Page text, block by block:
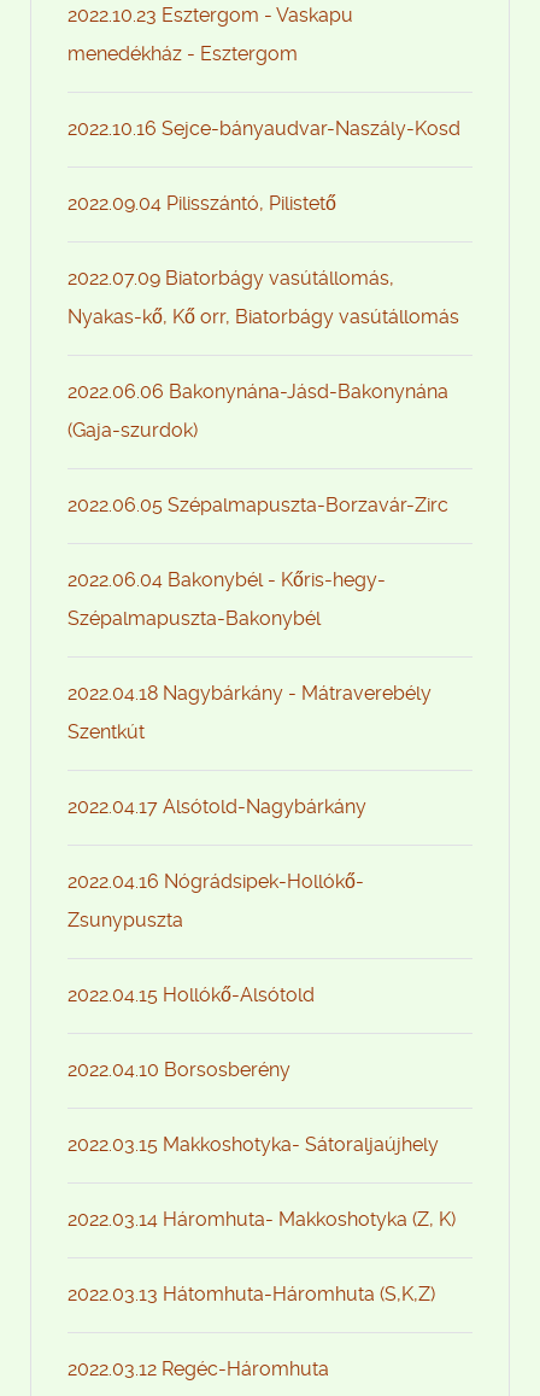
2022.10.23 Esztergom - Vaskapu
menedékház - Esztergom
2022.10.16 Sejce-bányaudvar-Naszály-Kosd
2022.09.04 Pilisszántó, Pilistető
2022.07.09 Biatorbágy vasútállomás,
Nyakas-kő, Kő orr, Biatorbágy vasútállomás
2022.06.06 Bakonynána-Jásd-Bakonynána
(Gaja-szurdok)
2022.06.05 Szépalmapuszta-Borzavár-Zirc
2022.06.04 Bakonybél - Kőris-hegy-
Szépalmapuszta-Bakonybél
2022.04.18 Nagybárkány - Mátraverebély
Szentkút
2022.04.17 Alsótold-Nagybárkány
2022.04.16 Nógrádsipek-Hollókő-
Zsunypuszta
2022.04.15 Hollókő-Alsótold
2022.04.10 Borsosberény
2022.03.15 Makkoshotyka- Sátoraljaújhely
2022.03.14 Háromhuta- Makkoshotyka (Z, K)
2022.03.13 Hátomhuta-Háromhuta (S,K,Z)
2022.03.12 Regéc-Háromhuta